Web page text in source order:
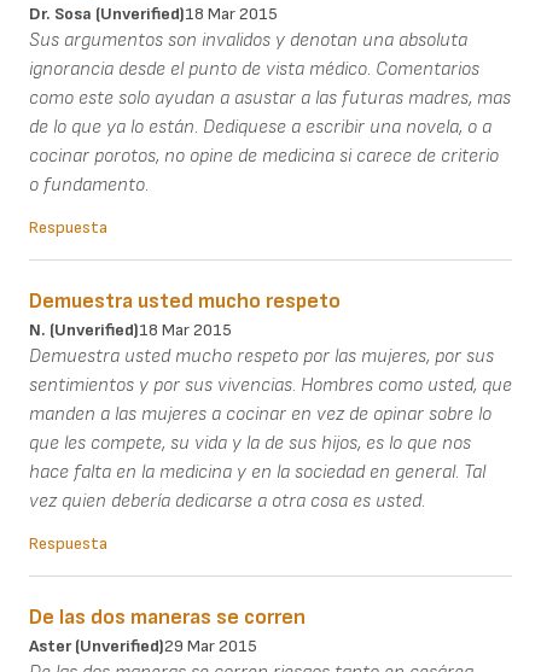
Dr. Sosa (unverified)18 Mar 2015
Sus argumentos son invalidos y denotan una absoluta
ignorancia desde el punto de vista médico. Comentarios
como este solo ayudan a asustar a las futuras madres, mas
de lo que ya lo están. Dediquese a escribir una novela, o a
cocinar porotos, no opine de medicina si carece de criterio
o fundamento.
Respuesta
Demuestra usted mucho respeto
N. (unverified)18 Mar 2015
Demuestra usted mucho respeto por las mujeres, por sus
sentimientos y por sus vivencias. Hombres como usted, que
manden a las mujeres a cocinar en vez de opinar sobre lo
que les compete, su vida y la de sus hijos, es lo que nos
hace falta en la medicina y en la sociedad en general. Tal
vez quien debería dedicarse a otra cosa es usted.
Respuesta
De las dos maneras se corren
Aster (unverified)29 Mar 2015